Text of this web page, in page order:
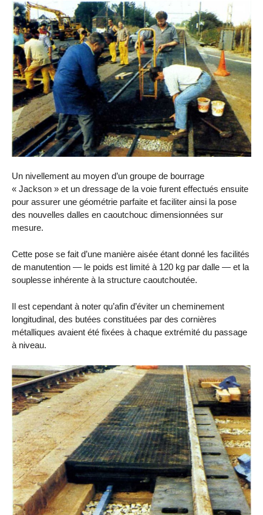
Un nivellement au moyen d’un groupe de bourrage
« Jackson » et un dressage de la voie furent effectués ensuite
pour assurer une géométrie parfaite et faciliter ainsi la pose
des nouvelles dalles en caoutchouc dimensionnées sur
mesure.
Cette pose se fait d’une manière aisée étant donné les facilités
de manutention — le poids est limité à 120 kg par dalle — et la
souplesse inhérente à la structure caoutchoutée.
Il est cependant à noter qu’afin d’éviter un cheminement
longitudinal, des butées constituées par des cornières
métalliques avaient été fixées à chaque extrémité du passage
à niveau.